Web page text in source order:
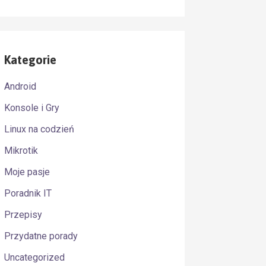
Kategorie
Android
Konsole i Gry
Linux na codzień
Mikrotik
Moje pasje
Poradnik IT
Przepisy
Przydatne porady
Uncategorized